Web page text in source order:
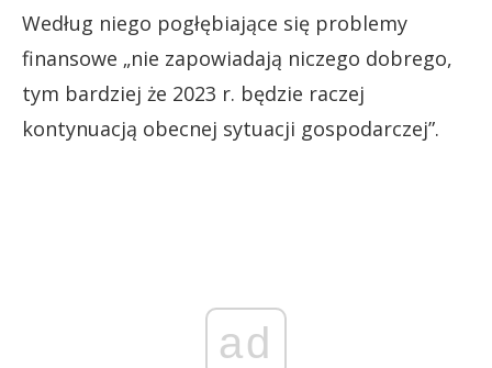
Według niego pogłębiające się problemy
finansowe „nie zapowiadają niczego dobrego,
tym bardziej że 2023 r. będzie raczej
kontynuacją obecnej sytuacji gospodarczej”.
ad